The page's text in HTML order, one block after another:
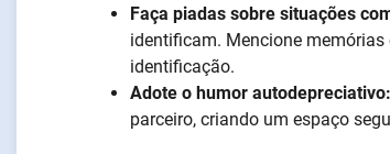
Faça piadas sobre situações
identificam. Mencione
identificação.
Adote o humor autodepreciativo:
parceiro, criando um espaço